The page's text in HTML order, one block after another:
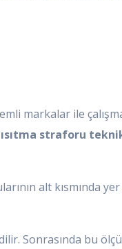
markalar ile
straforu
alt kısmında
Sonrasında bu